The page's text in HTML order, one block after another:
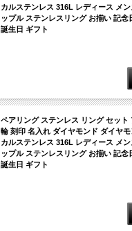
カルステンレス 316L レディース メ
ップル ステンレスリング お揃い 記念
誕生日 ギフト
ペアリング ステンレス リング セット
輪 刻印 名入れ ダイヤモンド ダイヤ
カルステンレス 316L レディース メ
ップル ステンレスリング お揃い 記念
誕生日 ギフト